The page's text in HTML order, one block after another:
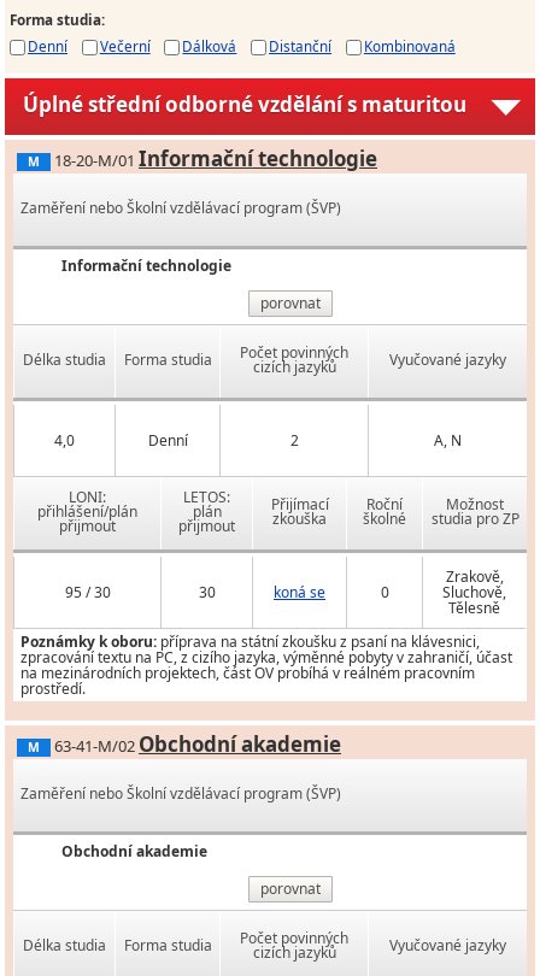
Forma studia:
Denní
Večerní Dálková Distanční Kombinovaná
Úplné střední odborné vzdělání s maturitou
M 18-20-M/01 Informační technologie
Zaměření nebo Školní vzdělávací program (ŠVP)
Informační technologie
porovnat
Délka studia Forma studia Počet povinných
cizích jazyků Vyučované jazyky
4,0 Denní 2 A, N
LONI:
přihlášení/plán
přijmout
LETOS:
plán
přijmout
Přijímací
zkouška
Roční
školné
Možnost
studia pro ZP
95 / 30 30 koná se 0
Zrakově,
Sluchově,
Tělesně
Poznámky k oboru: příprava na státní zkoušku z psaní na klávesnici,
zpracování textu na PC, z cizího jazyka, výměnné pobyty v zahraničí, účast
na mezinárodních projektech, část OV probíhá v reálném pracovním
prostředí.
M 63-41-M/02 Obchodní akademie
Zaměření nebo Školní vzdělávací program (ŠVP)
Obchodní akademie
porovnat
Délka studia Forma studia Počet povinných
cizích jazyků Vyučované jazyky